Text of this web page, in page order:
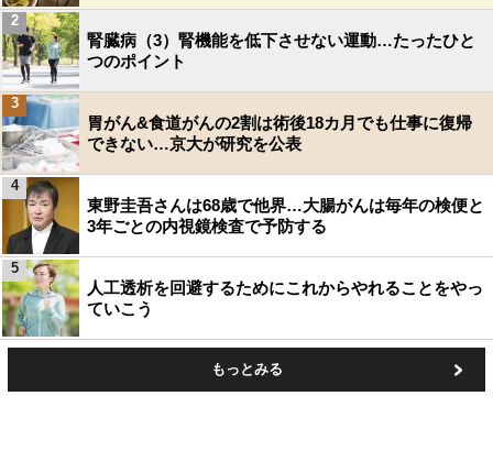
腎臓病（3）腎機能を低下させない運動…たったひと
つのポイント
2
胃がん&食道がんの2割は術後18カ月でも仕事に復帰
できない…京大が研究を公表
3
東野圭吾さんは68歳で他界…大腸がんは毎年の検便と
3年ごとの内視鏡検査で予防する
4
人工透析を回避するためにこれからやれることをやっ
ていこう
5
もっとみる